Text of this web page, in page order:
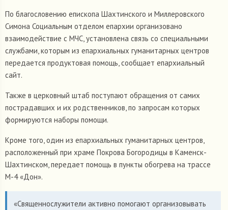
По благословению епископа Шахтинского и Миллеровского
Симона Социальным отделом епархии организовано
взаимодействие с МЧС, установлена связь со специальными
службами, которым из епархиальных гуманитарных центров
передается продуктовая помощь, сообщает епархиальный
сайт.
Также в церковный штаб поступают обращения от самих
пострадавших и их родственников, по запросам которых
формируются наборы помощи.
Кроме того, один из епархиальных гуманитарных центров,
расположенный при храме Покрова Богородицы в Каменск-
Шахтинском, передает помощь в пункты обогрева на трассе
М-4 «Дон».
«Священнослужители активно помогают организовывать